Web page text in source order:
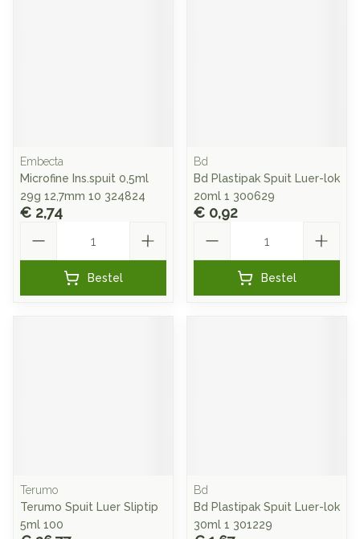
Embecta
Microfine Ins.spuit 0,5ml
29g 12,7mm 10 324824
€ 2,74
Bestel
Bd
Bd Plastipak Spuit Luer-lok
20ml 1 300629
€ 0,92
Bestel
Terumo
Terumo Spuit Luer Sliptip
5ml 100
Bd
Bd Plastipak Spuit Luer-lok
30ml 1 301229